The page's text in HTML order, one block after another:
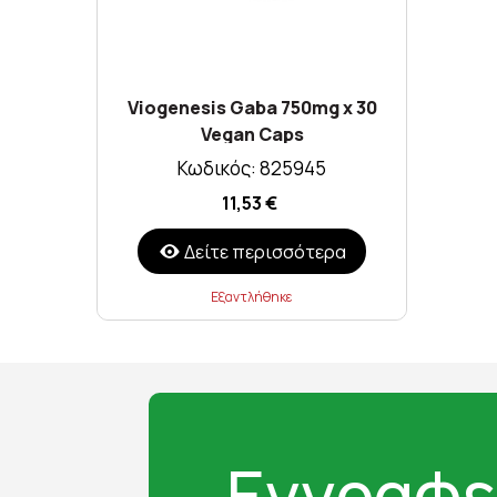
Viogenesis Gaba 750mg x 30
Vegan Caps
Κωδικός: 825945
11,53 €
Δείτε περισσότερα
Εξαντλήθηκε